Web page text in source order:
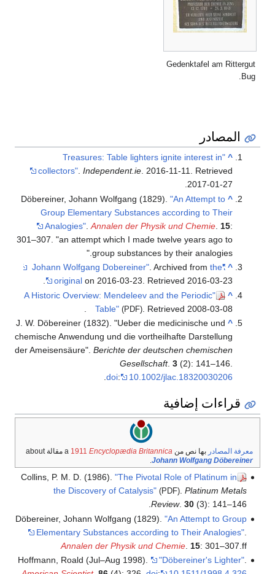
Gedenktafel am Rittergut
Bug.
المصادر
^
"Treasures: Table lighters ignite interest in
collectors".Independent.ie. 2016-11-11. Retrieved
2017-01-27
.
^
Döbereiner, Johann Wolfgang (1829)."An Attempt to
Group Elementary Substances according to Their
Analogies" .Annalen der Physik und Chemie 15:
301–307. an attempt which I made twelve years ago to
group substances by their analogies.
^
"Johann Wolfgang Dobereiner"
. Archived fromthe
original on 2016-03-23 . Retrieved 2016-03-23
^
"A Historic Overview: Mendeleev and the Periodic
Table" (PDF) . Retrieved 2008-03-08
^
J. W. Döbereiner (1832). "Ueber die medicinische und
chemische Anwendung und die vortheilhafte Darstellung
der Ameisensäure".Berichte der deutschen chemischen
Gesellschaft.3 (2): 141–146.
doi: 10.1002/jlac.18320030206
.
قراءات إضافية
معرفة المصادر بها نص من a 1911 Encyclopædia Britannica
مقالة about
Johann Wolfgang Döbereiner
.
Collins, P. M. D. (1986). "The Pivotal Role of Platinum in
the Discovery of Catalysis" (PDF). Platinum Metals
Review. 30(3): 141–146.
Döbereiner, Johann Wolfgang (1829). "An Attempt to Group
Elementary Substances according to Their Analogies".
Annalen der Physik und Chemie. 15: 301–307. ff
Hoffmann, Roald (Jul–Aug 1998).
"Döbereiner's Lighter".